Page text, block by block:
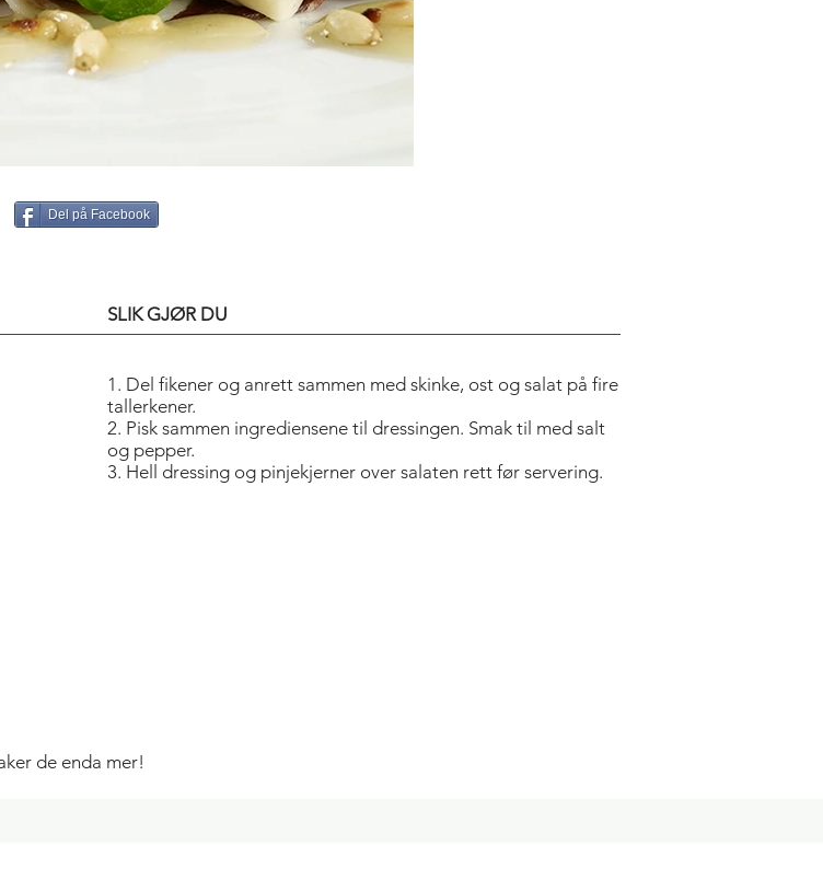
Del på Facebook
SLIK GJØR DU
1. Del fikener og anrett sammen med skinke, ost og salat på fire
tallerkener.
2. Pisk sammen ingrediensene til dressingen. Smak til med salt
og pepper.
3. Hell dressing og pinjekjerner over salaten rett før servering.
de enda mer!